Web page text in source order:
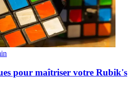
pour maîtriser votre Rubik's